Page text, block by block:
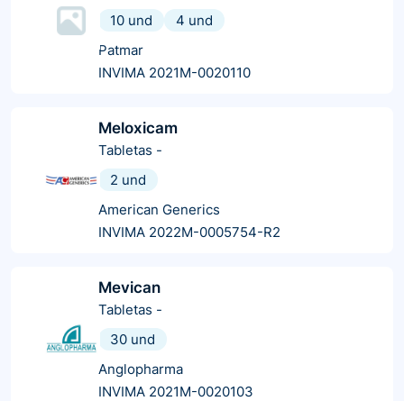
10 und
4 und
Patmar
INVIMA 2021M-0020110
Meloxicam
Tabletas -
2 und
American Generics
INVIMA 2022M-0005754-R2
Mevican
Tabletas -
30 und
Anglopharma
INVIMA 2021M-0020103